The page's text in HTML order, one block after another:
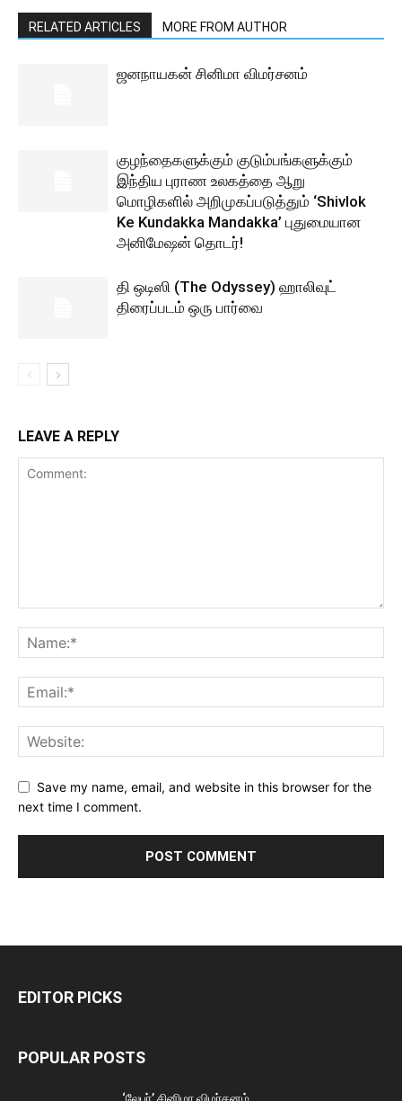
RELATED ARTICLES MORE FROM AUTHOR
ஜனநாயகன் சினிமா விமர்சனம்
குழந்தைகளுக்கும் குடும்பங்களுக்கும்
இந்திய புராண உலகத்தை ஆறு
மொழிகளில் அறிமுகப்படுத்தும் ‘Shivlok
Ke Kundakka Mandakka’ புதுமையான
அனிமேஷன் தொடர்!
தி ஒடிஸி (The Odyssey) ஹாலிவுட்
திரைப்படம் ஒரு பார்வை
LEAVE A REPLY
Save my name, email, and website in this browser for the
next time I comment.
EDITOR PICKS
POPULAR POSTS